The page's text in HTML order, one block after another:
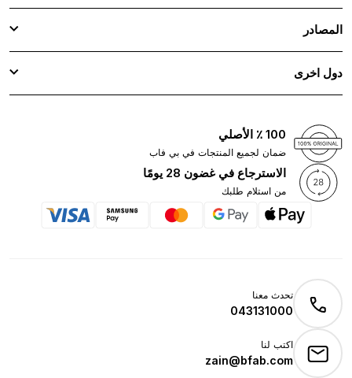
المصادر
دول اخرى
100 ٪ الأصلي
ضمان لجميع المنتجات في بي فاب
الاسترجاع في غضون 28 يومًا
من استلام طلبك
تحدث معنا
043131000
اكتب لنا
zain@bfab.com